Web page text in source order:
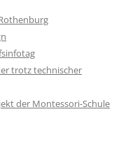
trotz technischer
der Montessori-Schule